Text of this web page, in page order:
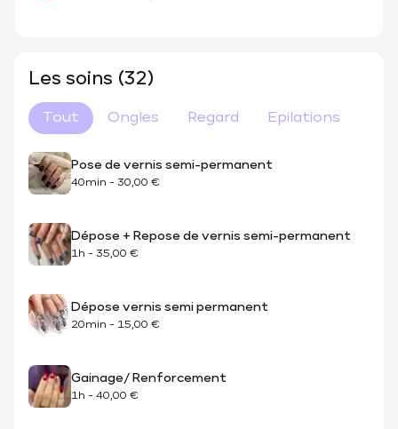
Les soins (32)
Tout Ongles Regard Epilations
Pose de vernis semi-permanent
40min - 30,00 €
Dépose + Repose de vernis semi-permanent
1h - 35,00 €
Dépose vernis semi permanent
20min - 15,00 €
Gainage/ Renforcement
1h - 40,00 €